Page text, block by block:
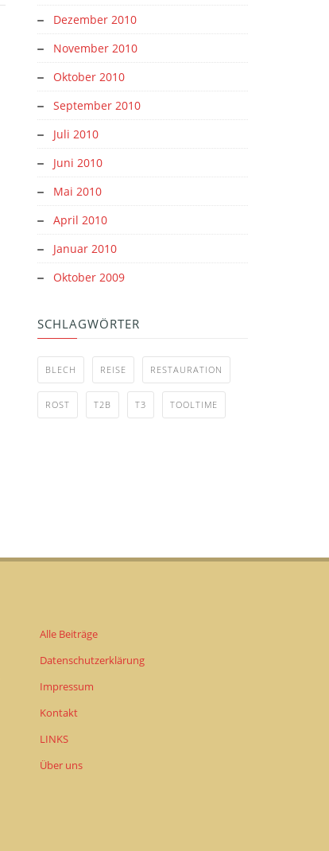
Dezember 2010
November 2010
Oktober 2010
September 2010
Juli 2010
Juni 2010
Mai 2010
April 2010
Januar 2010
Oktober 2009
SCHLAGWÖRTER
BLECH REISE RESTAURATION
ROST T2B T3 TOOLTIME
Alle Beiträge
Datenschutzerklärung
Impressum
Kontakt
LINKS
Über uns